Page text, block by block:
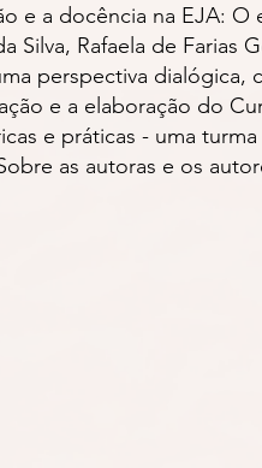
e a docência na EJA:
Silva, Rafaela de Farias
perspectiva dialógica,
e a elaboração do
e práticas - uma
as autoras e os